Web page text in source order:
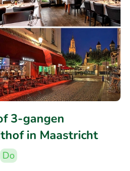
3-gangen
in Maastricht
Do